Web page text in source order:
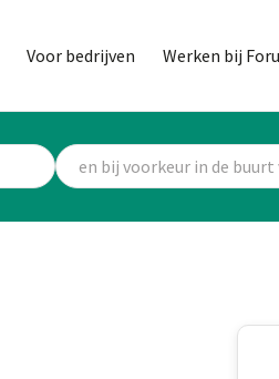
Voor bedrijven Werken bij